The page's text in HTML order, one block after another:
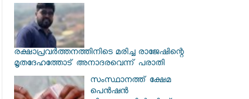
രക്ഷാപ്രവര്‍ത്തനത്തിനിടെ മരിച്ച രാജേഷിന്റെ
മൃതദേഹത്തോട് അനാദരവെന്ന് പരാതി
സംസ്ഥാനത്ത് ക്ഷേമ
പെൻഷൻ